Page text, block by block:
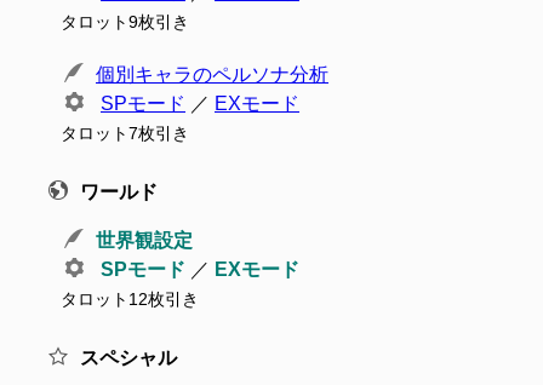
タロット9枚引き
個別キャラのペルソナ分析
SPモード ／ EXモード
タロット7枚引き
ワールド
世界観設定
SPモード ／ EXモード
タロット12枚引き
スペシャル